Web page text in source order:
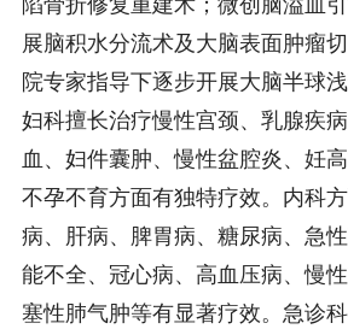
展脑积水分流术及大脑表面肿瘤
院专家指导下逐步开展大脑半球浅
妇科擅长治疗慢性宫颈、乳腺疾
血、妇件囊肿、慢性盆腔炎、妊
不孕不育方面有独特疗效。内科
病、肝病、脾胃病、糖尿病、急
能不全、冠心病、高血压病、慢
塞性肺气肿等有显著疗效。急诊